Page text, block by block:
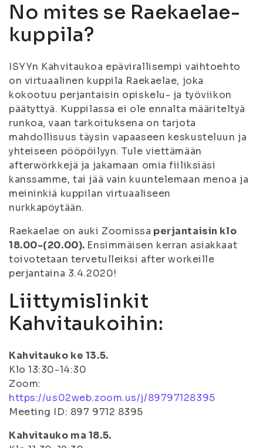
No mites se Raekaelae-
kuppila?
ISYYn Kahvitaukoa epävirallisempi vaihtoehto
on virtuaalinen kuppila Raekaelae, joka
kokootuu perjantaisin opiskelu- ja työviikon
päätyttyä. Kuppilassa ei ole ennalta määriteltyä
runkoa, vaan tarkoituksena on tarjota
mahdollisuus täysin vapaaseen keskusteluun ja
yhteiseen pööpöilyyn. Tule viettämään
afterwörkkejä ja jakamaan omia fiiliksiäsi
kanssamme, tai jää vain kuuntelemaan menoa ja
meininkiä kuppilan virtuaaliseen
nurkkapöytään.
Raekaelae on auki Zoomissa perjantaisin klo
18.00-(20.00). Ensimmäisen kerran asiakkaat
toivotetaan tervetulleiksi after workeille
perjantaina 3.4.2020!
Liittymislinkit
Kahvitaukoihin:
Kahvitauko ke 13.5.
Klo 13:30-14:30
Zoom:
https://us02web.zoom.us/j/89797128395
Meeting ID: 897 9712 8395
Kahvitauko ma 18.5.